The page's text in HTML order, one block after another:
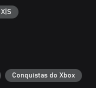
de se libertar de
mesmo presa
Conquistas do Xbox